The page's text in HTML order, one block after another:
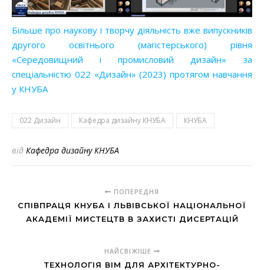
Більше про наукову і творчу діяльність вже випускників
другого освітнього (магістерського) рівня
«Середовищний і промисловий дизайн» за
спеціальністю 022 «Дизайн» (2023) протягом навчання
у КНУБА
022 Дизайн Кафедра дизайну КНУБА КНУБА
від Кафедра дизайну КНУБА
ПОПЕРЕДНЯ
СПІВПРАЦЯ КНУБА І ЛЬВІВСЬКОЇ НАЦІОНАЛЬНОЇ
АКАДЕМІЇ МИСТЕЦТВ В ЗАХИСТІ ДИСЕРТАЦІЙ
НАЙСВІЖІШЕ
ТЕХНОЛОГІЯ ВІМ ДЛЯ АРХІТЕКТУРНО-